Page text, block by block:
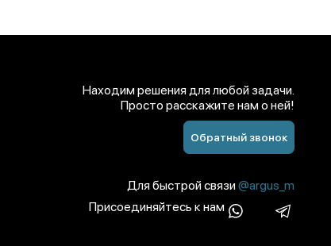
Находим решения для любой задачи.
Просто расскажите нам о ней!
Обратный звонок
Для быстрой связи@argus_m
Присоединяйтесь к нам